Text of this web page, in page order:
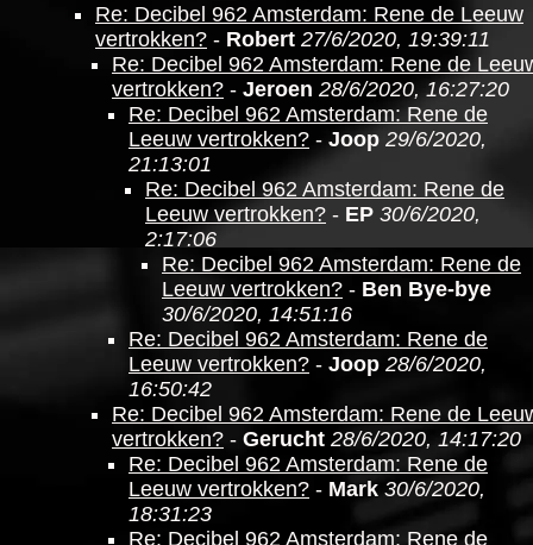
Re: Decibel 962 Amsterdam: Rene de Leeuw
vertrokken? - Robert 27/6/2020, 19:39:11
Re: Decibel 962 Amsterdam: Rene de
vertrokken? - Jeroen 28/6/2020, 16:27:20
Re: Decibel 962 Amsterdam: Rene de
Leeuw vertrokken? - Joop 29/6/2020,
21:13:01
Re: Decibel 962 Amsterdam: Rene de
Leeuw vertrokken? - EP 30/6/2020,
2:17:06
Re: Decibel 962 Amsterdam: Rene de
Leeuw vertrokken? - Ben Bye-bye
30/6/2020, 14:51:16
Re: Decibel 962 Amsterdam: Rene de
Leeuw vertrokken? - Joop 28/6/2020,
16:50:42
Re: Decibel 962 Amsterdam: Rene de
vertrokken? - Gerucht 28/6/2020, 14:17:20
Re: Decibel 962 Amsterdam: Rene de
Leeuw vertrokken? - Mark 30/6/2020,
18:31:23
Re: Decibel 962 Amsterdam: Rene de